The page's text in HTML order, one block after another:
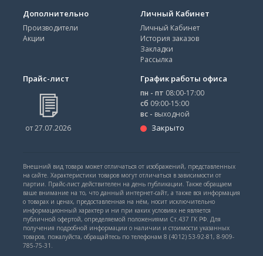
Дополнительно
Производители
Акции
Личный Кабинет
Личный Кабинет
История заказов
Закладки
Рассылка
Прайс-лист
от 27.07.2026
График работы офиса
пн - пт 08:00-17:00
сб 09:00-15:00
вс - выходной
Закрыто
Внешний вид товара может отличаться от изображений, представленных
на сайте. Характеристики товаров могут отличаться в зависимости от
партии. Прайс-лист действителен на день публикации. Также обращаем
ваше внимание на то, что данный интернет-сайт, а также вся информация
о товарах и ценах, предоставленная на нём, носит исключительно
информационный характер и ни при каких условиях не является
публичной офертой, определяемой положениями Ст.437 ГК РФ. Для
получения подробной информации о наличии и стоимости указанных
товаров, пожалуйста, обращайтесь по телефонам 8 (4012) 53-92-81, 8-909-
785-75-31.